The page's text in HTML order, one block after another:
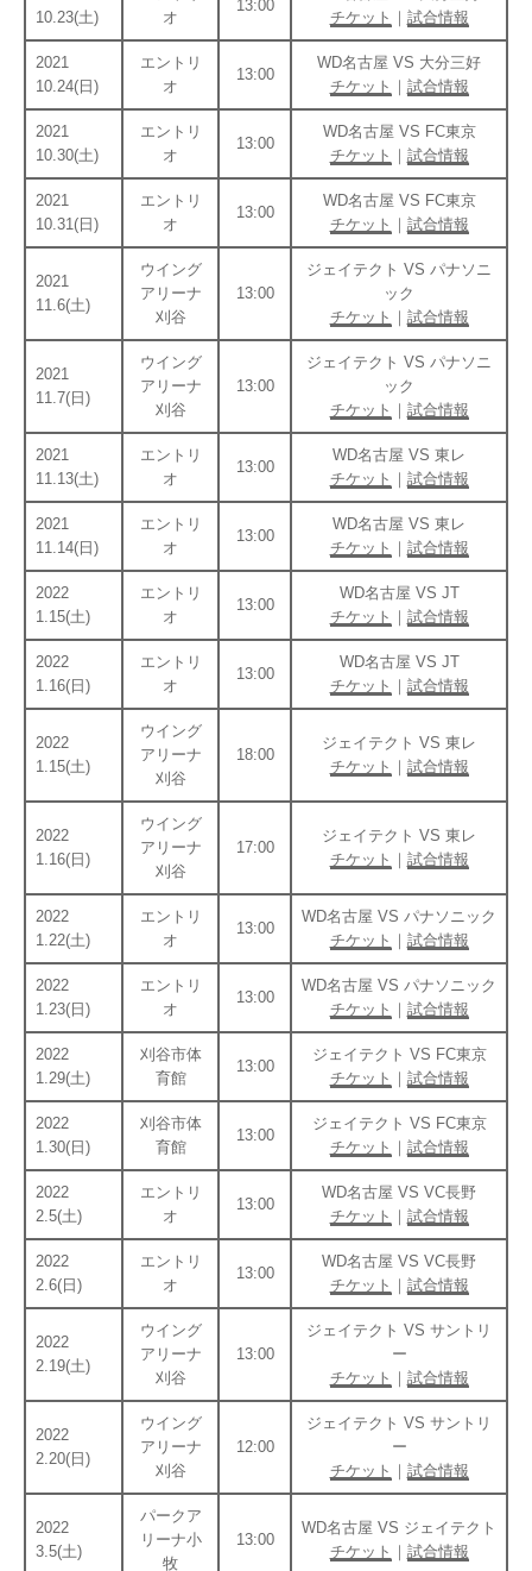
10.23(土)
オ
13:00
チケット ｜ 試合情報
2021
10.24(日)
エントリ
オ
13:00
WD名古屋 VS 大分三好
チケット ｜ 試合情報
2021
10.30(土)
エントリ
オ
13:00
WD名古屋 VS FC東京
チケット ｜ 試合情報
2021
10.31(日)
エントリ
オ
13:00
WD名古屋 VS FC東京
チケット ｜ 試合情報
2021
11.6(土)
ウイング
アリーナ
刈谷
13:00
ジェイテクト VS パナソニ
ック
チケット ｜ 試合情報
2021
11.7(日)
ウイング
アリーナ
刈谷
13:00
ジェイテクト VS パナソニ
ック
チケット ｜ 試合情報
2021
11.13(土)
エントリ
オ
13:00
WD名古屋 VS 東レ
チケット ｜ 試合情報
2021
11.14(日)
エントリ
オ
13:00
WD名古屋 VS 東レ
チケット ｜ 試合情報
2022
1.15(土)
エントリ
オ
13:00
WD名古屋 VS JT
チケット ｜ 試合情報
2022
1.16(日)
エントリ
オ
13:00
WD名古屋 VS JT
チケット ｜ 試合情報
2022
1.15(土)
ウイング
アリーナ
刈谷
18:00
ジェイテクト VS 東レ
チケット ｜ 試合情報
2022
1.16(日)
ウイング
アリーナ
刈谷
17:00
ジェイテクト VS 東レ
チケット ｜ 試合情報
2022
1.22(土)
エントリ
オ
13:00
WD名古屋 VS パナソニック
チケット ｜ 試合情報
2022
1.23(日)
エントリ
オ
13:00
WD名古屋 VS パナソニック
チケット ｜ 試合情報
2022
1.29(土)
刈谷市体
育館
13:00
ジェイテクト VS FC東京
チケット ｜ 試合情報
2022
1.30(日)
刈谷市体
育館
13:00
ジェイテクト VS FC東京
チケット ｜ 試合情報
2022
2.5(土)
エントリ
オ
13:00
WD名古屋 VS VC長野
チケット ｜ 試合情報
2022
2.6(日)
エントリ
オ
13:00
WD名古屋 VS VC長野
チケット ｜ 試合情報
2022
2.19(土)
ウイング
アリーナ
刈谷
13:00
ジェイテクト VS サントリ
ー
チケット ｜ 試合情報
2022
2.20(日)
ウイング
アリーナ
刈谷
12:00
ジェイテクト VS サントリ
ー
チケット ｜ 試合情報
2022
3.5(土)
パークア
リーナ小
牧
13:00
WD名古屋 VS ジェイテクト
チケット ｜ 試合情報